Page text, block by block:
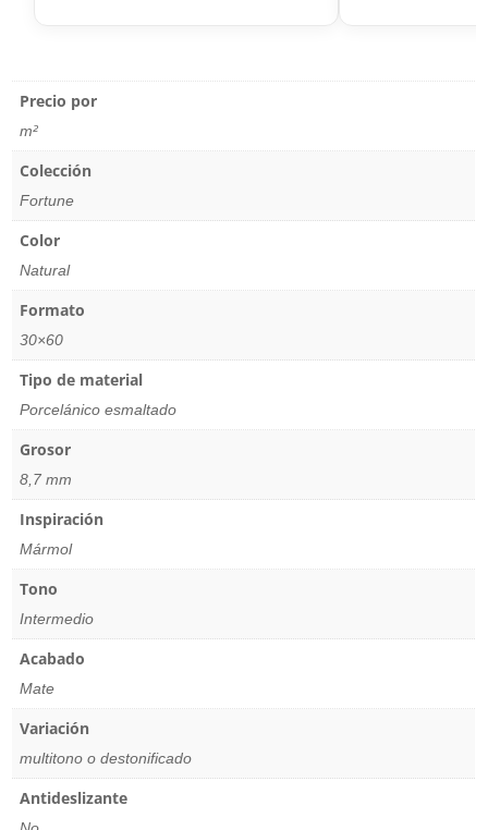
Precio por
m²
Colección
Fortune
Color
Natural
Formato
30×60
Tipo de material
Porcelánico esmaltado
Grosor
8,7 mm
Inspiración
Mármol
Tono
Intermedio
Acabado
Mate
Variación
multitono o destonificado
Antideslizante